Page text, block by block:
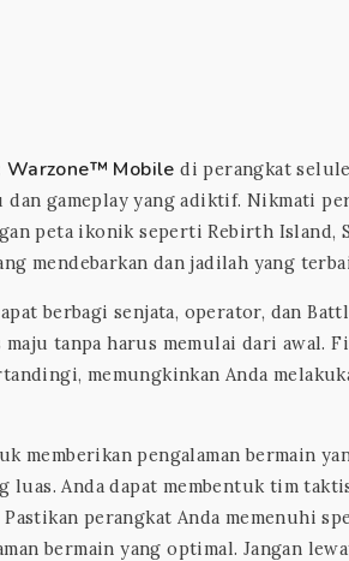
Mobile di perangkat
gameplay yang adiktif. Nikmati
peta ikonik seperti Rebirth Island,
mendebarkan dan jadilah yang
berbagi senjata, operator, dan
tanpa harus memulai dari awal.
memungkinkan Anda
memberikan pengalaman bermain
Anda dapat membentuk tim
perangkat Anda memenuhi
bermain yang optimal. Jangan